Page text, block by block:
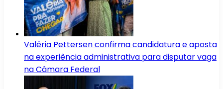
Valéria Pettersen confirma candidatura e aposta
na experiência administrativa para disputar vaga
na Câmara Federal